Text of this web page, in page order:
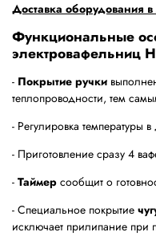
Доставка оборудования
Функциональные
электровафельниц
- Покрытие ручки
теплопроводности, тем
- Регулировка температуры
- Приготовление сразу 4
- Таймер сообщит о
- Специальное покрытие
исключает прилипание при